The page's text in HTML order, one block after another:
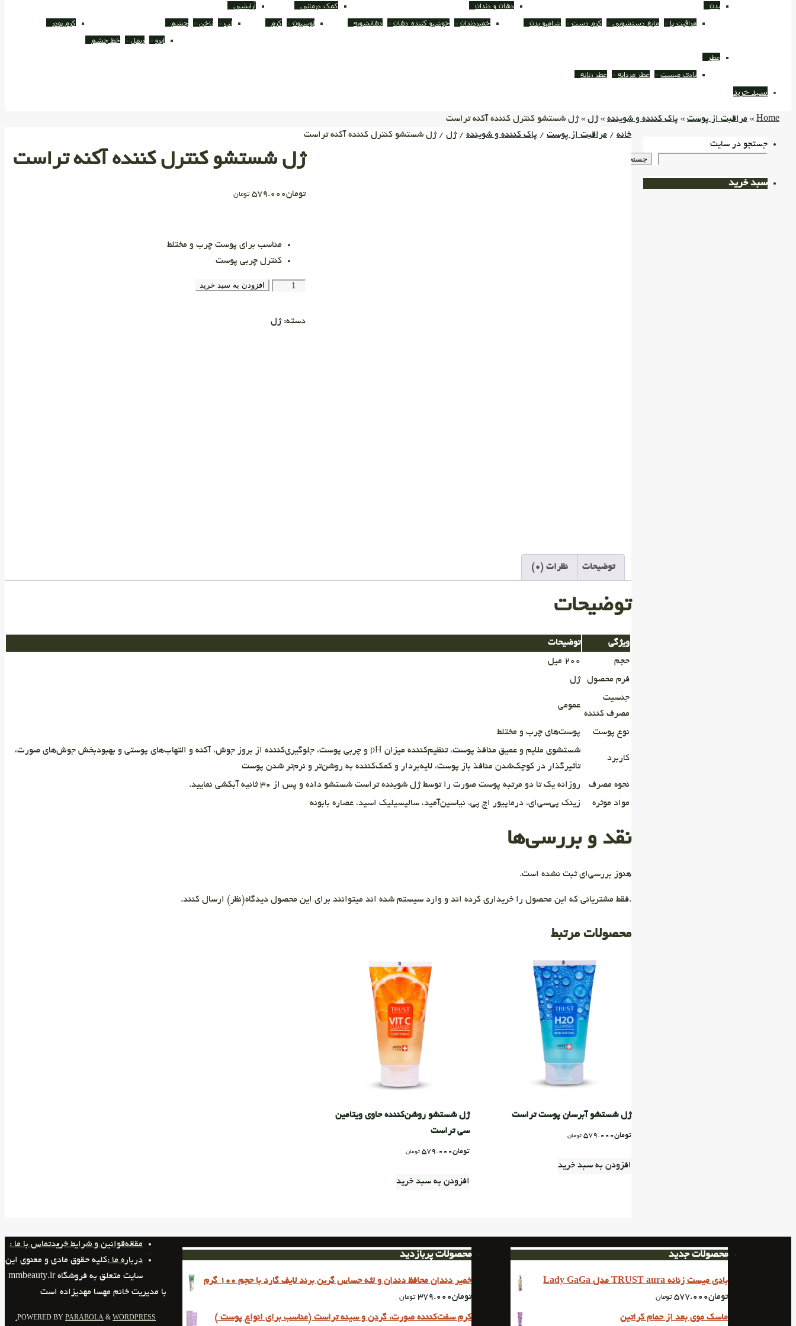
بدن
مراقبت پا مایع دستشویی کرم دست شامپو بدن
دهان و دندان
خمیردندان خوشبو کننده دهان دهانشویه
کمک درمانی
لوسیون کرم
آرایشی
لب ناخن چشم
ابرو ریمل خط چشم
کرم پودر
عطر
بادی میست عطر مردانه عطر زنانه
سبد خرید
Home
» مراقبت از پوست » پاک کننده و شوینده »ژل » ژل شستشو کنترل کننده آکنه تراست
خانه / مراقبت از پوست / پاک کننده و شوینده /ژل / ژل شستشو کنترل کننده آکنه تراست
ژل شستشو کنترل کننده آکنه تراست
تومان579.000 تومان
مناسب برای پوست چرب و مختلط
کنترل چربی پوست
افزودن به سبد خرید
دسته:ژل
توضیحات نظرات (0)
توضیحات
ویژگی
توضیحات
حجم
۲۰۰ میل
فرم محصول
ژل
جنسیت
مصرف کننده
عمومی
نوع پوست پوست‌های چرب و مختلط
کاربرد
شستشوی ملایم و عمیق منافذ پوست، تنظیم‌‌کننده میزان pH و چربی پوست، جلوگیری‌کننده از بروز جوش، آکنه و التهاب‌های پوستی و بهبودبخش جوش‌های صورت،
تأثیرگذار در کوچک‌شدن منافذ باز پوست، لایه‌بردار و کمک‌کننده به روشن‌تر و نرم‌تر شدن پوست
نحوه مصرف
روزانه یک تا دو مرتبه پوست صورت را توسط ژل شوینده تراست شستشو داده و پس از ۳۰ ثانیه آبکشی نمایید.
مواد موثره
زینک پی‌سی‌ای، درماپیور اچ پی، نیاسین‌آمید، سالیسیلیک ‌اسید، عصاره بابونه
نقد و بررسی‌ها
هنوز بررسی‌ای ثبت نشده است.
.فقط مشتریانی که این محصول را خریداری کرده اند و وارد سیستم شده اند میتوانند برای این محصول دیدگاه(نظر) ارسال کنند.
محصولات مرتبط
ژل شستشو آبرسان پوست تراست
تومان579.000 تومان
افزودن به سبد خرید
ژل شستشو روشن‌کننده حاوی ویتامین
سی تراست
تومان579.000 تومان
افزودن به سبد خرید
جستجو در سایت
جستجو
سبد خرید
محصولات جدید
بادی میست زنانه TRUST aura مدل Lady GaGa
تومان577.000 تومان
ماسک موی بعد از حمام کراتین
محصولات پربازدید
خمیر دندان محافظ دندان و لثه حساس گرین برند لایف گارد با حجم 100 گرم
تومان379.000 تومان
کرم سفت‌کننده صورت، گردن و سینه تراست (مناسب برای انواع پوست )
مقالهقوانین و شرایط خریدتماس با ما :
درباره ما :کلیه حقوق مادی و معنوی این
سایت متعلق به فروشگاه mmbeauty.ir
با مدیریت خانم مهسا مهدیزاده است
POWERED BYPARABOLA & WORDPRESS.